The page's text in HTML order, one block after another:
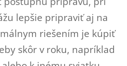
lepšie pripraviť aj na
riešením je kúpiť
skôr v roku, napríklad